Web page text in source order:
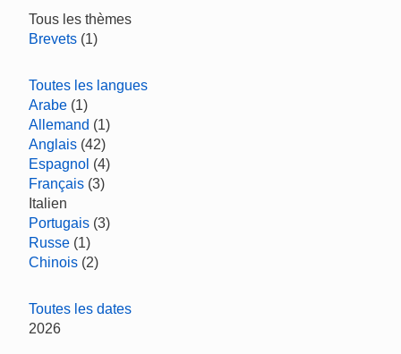
Tous les thèmes
Brevets (1)
Toutes les langues
Arabe (1)
Allemand (1)
Anglais (42)
Espagnol (4)
Français (3)
Italien
Portugais (3)
Russe (1)
Chinois (2)
Toutes les dates
2026